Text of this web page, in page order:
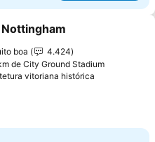
aos favoritos
boa
4.424
de City Ground Stadium
vitoriana histórica